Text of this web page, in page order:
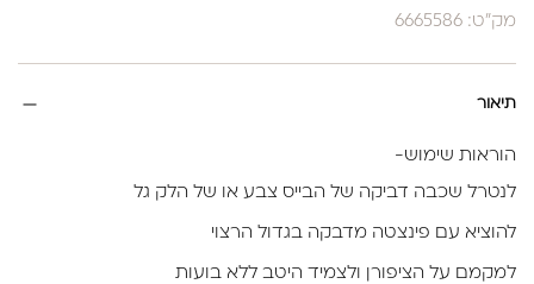
מק"ט: 6665586
תיאור
הוראות שימוש-
לנטרל שכבה דביקה של הבייס צבע או של הלק גל
להוציא עם פינצטה מדבקה בגדול הרצוי
למקמם על הציפורן ולצמיד היטב ללא בועות